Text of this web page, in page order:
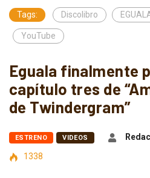
Tags: Discolibro
YouTube
Eguala finalmente
capítulo tres de
de Twindergram”
ESTRENO VIDEOS
1338